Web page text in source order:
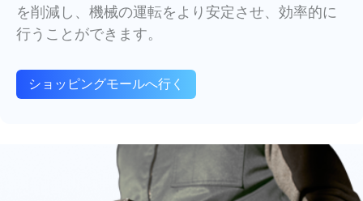
を削減し、機械の運転をより安定させ、効率的に
行うことができます。
ショッピングモールへ行く